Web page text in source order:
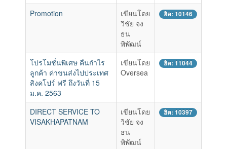
Promotion
เขียนโดย
วิชัย จง
ธน
พิพัฒน์
ฮิต: 10146
โปรโมชั่นพิเศษ คืนกำไร
ลูกค้า ค่าขนส่งไปประเทศ
สิงคโปร์ ฟรี ถึงวันที่ 15
ม.ค. 2563
เขียนโดย
Oversea
ฮิต: 11044
DIRECT SERVICE TO
VISAKHAPATNAM
เขียนโดย
วิชัย จง
ธน
พิพัฒน์
ฮิต: 10397